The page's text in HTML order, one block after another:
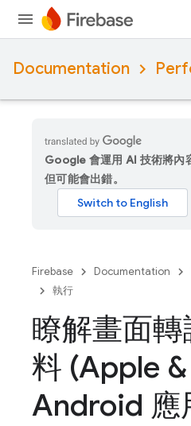
Documentation
Google 會運用 AI 技術將內
但可能會出錯。
Firebase Documentation
執行
瞭解畫面
料 (Apple &
Android 應